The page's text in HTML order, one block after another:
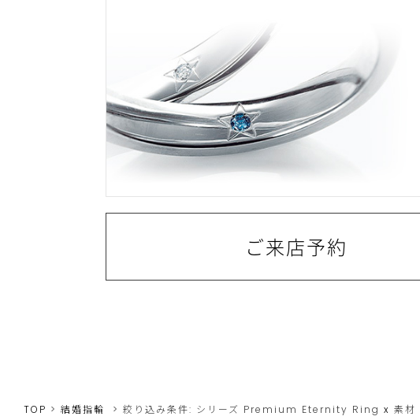
ご来店予約
TOP 結婚指輪 絞り込み条件: シリーズ Premium Eternity Ring x 素材